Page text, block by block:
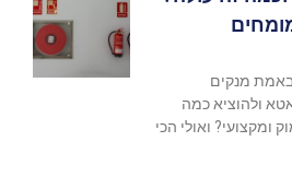
באמת מנקים
ולהוציא כמה
ומקצועי? ואולי הכי